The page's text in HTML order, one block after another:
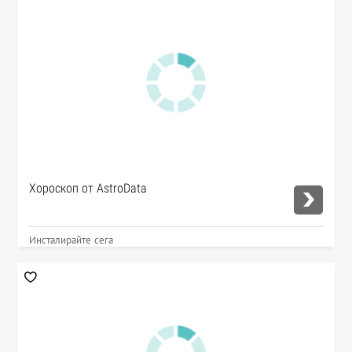
Хороскоп от AstroData
Инсталирайте сега